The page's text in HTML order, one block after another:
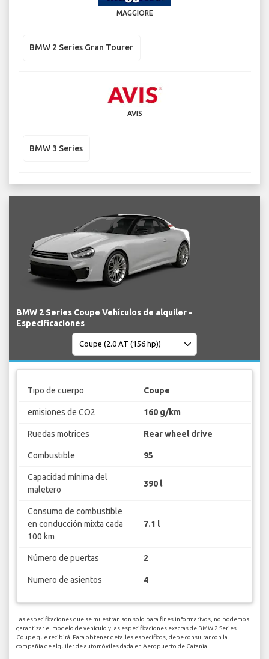
MAGGIORE
BMW 2 Series Gran Tourer
AVIS
BMW 3 Series
BMW 2 Series Coupe Vehículos de alquiler -
Especificaciones
Tipo de cuerpo Coupe
emisiones de CO2 160 g/km
Ruedas motrices Rear wheel drive
Combustible 95
Capacidad mínima del
maletero
390 l
Consumo de combustible
en conducción mixta cada
100 km
7.1 l
Número de puertas 2
Numero de asientos 4
Las especificaciones que se muestran son solo para fines informativos, no podemos
garantizar el modelo de vehículo y las especificaciones exactas de BMW 2 Series
Coupe que recibirá. Para obtener detalles específicos, debe consultar con la
compañía de alquiler de automóviles dada en Aeropuerto de Catania.